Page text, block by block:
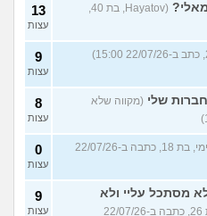
(Hayatov, בת 40,
13
עצות
9
עצות
שלי (מקווה שלא
8
עצות
(אנונימי, בת 18, כתבה ב-22/07/26
0
עצות
לא מסתכל עליי ולא
(כינוי, בת 26, כתבה ב-22/07/26
9
עצות